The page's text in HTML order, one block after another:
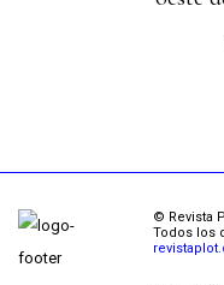
© Revista
Todos los